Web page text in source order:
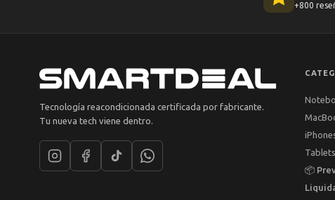
+800
Tecnología reacondicionada certificada por fabricante.
Tu nueva tech viene dentro.
Tablets
📦